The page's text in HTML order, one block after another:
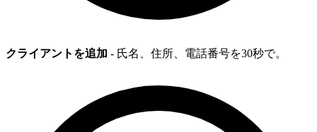
クライアントを追加 - 氏名、住所、電話番号を30秒で。